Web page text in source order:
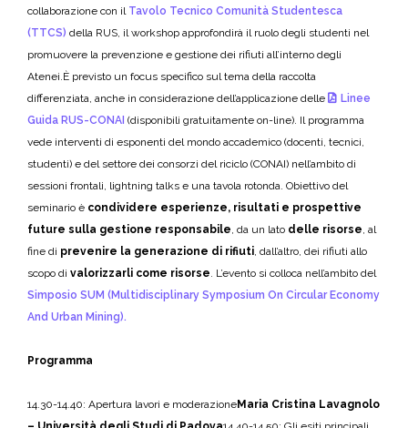
collaborazione con il Tavolo Tecnico Comunità Studentesca
(TTCS) della RUS, il workshop approfondirà il ruolo degli studenti nel
promuovere la prevenzione e gestione dei rifiuti all’interno degli
Atenei.È previsto un focus specifico sul tema della raccolta
differenziata, anche in considerazione dell’applicazione delle
Linee
Guida RUS-CONAI (disponibili gratuitamente on-line). Il programma
vede interventi di esponenti del mondo accademico (docenti, tecnici,
studenti) e del settore dei consorzi del riciclo (CONAI) nell’ambito di
sessioni frontali, lightning talks e una tavola rotonda. Obiettivo del
seminario è condividere esperienze, risultati e prospettive
future sulla gestione responsabile, da un lato delle risorse, al
fine di prevenire la generazione di rifiuti, dall’altro, dei rifiuti allo
scopo di valorizzarli come risorse. L’evento si colloca nell’ambito del
Simposio SUM (Multidisciplinary Symposium On Circular Economy
And Urban Mining).
Programma
14.30-14.40: Apertura lavori e moderazioneMaria Cristina Lavagnolo